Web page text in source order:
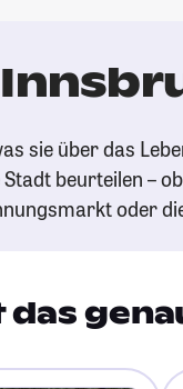
sie über das
beurteilen –
oder
das